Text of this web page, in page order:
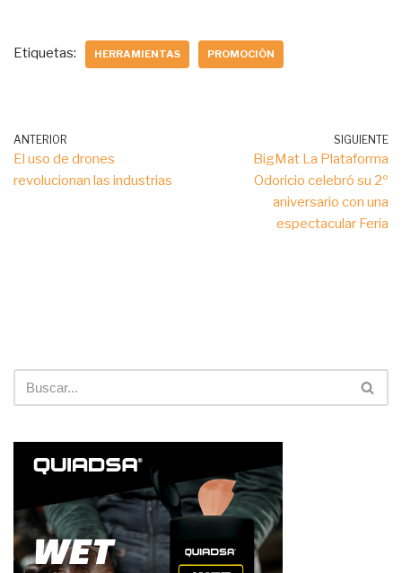
Etiquetas: HERRAMIENTAS PROMOCIÓN
ANTERIOR
El uso de drones
revolucionan las industrias
SIGUIENTE
BigMat La Plataforma
Odoricio celebró su 2º
aniversario con una
espectacular Feria